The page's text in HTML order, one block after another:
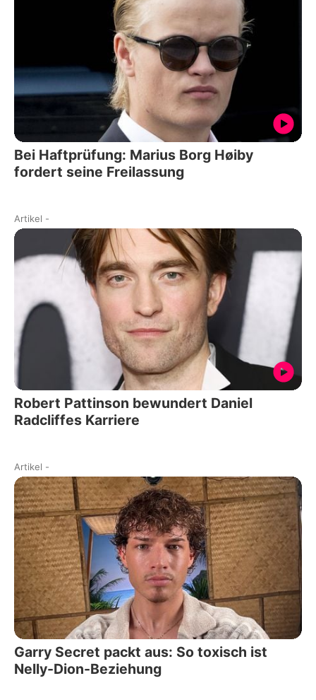
Bei Haftprüfung: Marius Borg Høiby
fordert seine Freilassung
Artikel -
Robert Pattinson bewundert Daniel
Radcliffes Karriere
Artikel -
Garry Secret packt aus: So toxisch ist
Nelly-Dion-Beziehung